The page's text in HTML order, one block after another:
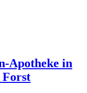
Apotheke in